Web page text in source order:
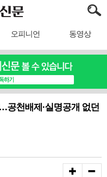
오피니언 동영상
공천배제·실명공개 없던